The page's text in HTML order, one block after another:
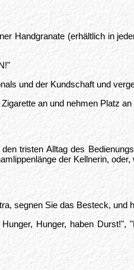
Handgranate (erhältlich in
und der Kundschaft und
an und nehmen Platz
tristen Alltag des
der Kellnerin,
segnen Sie das Besteck, und
Hunger, haben